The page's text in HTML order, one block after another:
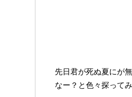
先日君が死ぬ夏にが
なー？と色々探ってみ